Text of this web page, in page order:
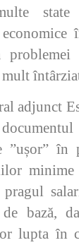
problemei
mult
adjunct
”ușor” în
pragul
bază,
lupta în